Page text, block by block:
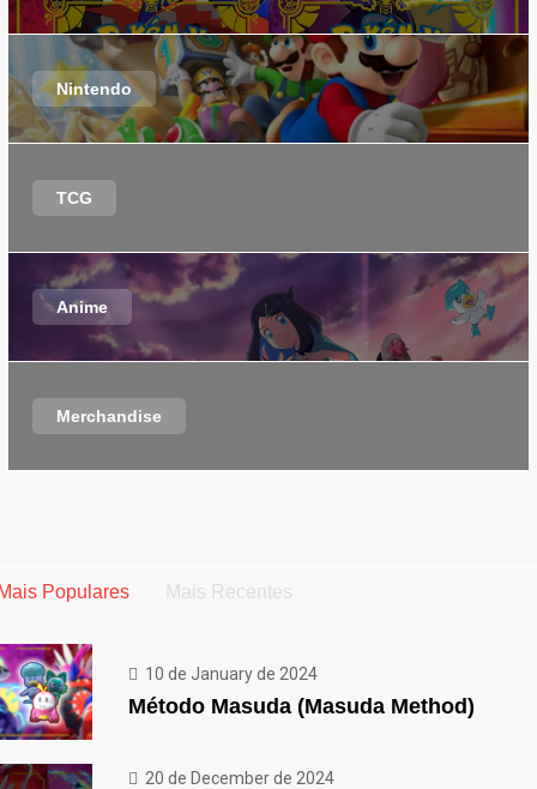
Nintendo
TCG
Anime
Merchandise
Populares Mais Recentes
10 de January de 2024
Método Masuda (Masuda Method)
20 de December de 2024